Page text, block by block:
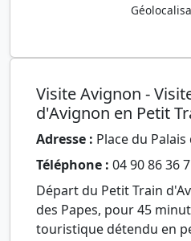
Visite Avignon -
d'Avignon en Petit
Adresse : Place du Palais
Téléphone : 04 90 86 36
Départ du Petit Train
des Papes, pour 45
touristique détendu en